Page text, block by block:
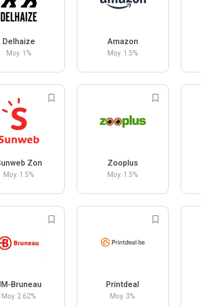
Delhaize
Moy. 1 %
Amazon
Moy. 1.5%
Zon
Moy. 1.5%
Zooplus
Moy. 1.5%
Bruneau
Moy. 2.62%
Printdeal
Moy. 3%